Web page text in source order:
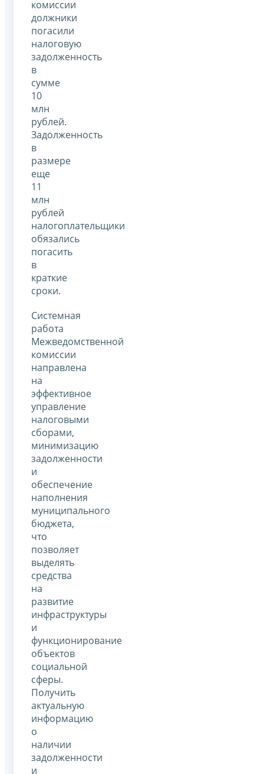
комиссии
должники
погасили
налоговую
задолженность
в
сумме
10
млн
рублей.
Задолженность
в
размере
еще
11
млн
рублей
налогоплательщики
обязались
погасить
в
краткие
сроки.
Системная
работа
Межведомственной
комиссии
направлена
на
эффективное
управление
налоговыми
сборами,
минимизацию
задолженности
и
обеспечение
наполнения
муниципального
бюджета,
что
позволяет
выделять
средства
на
развитие
инфраструктуры
и
функционирование
объектов
социальной
сферы.
Получить
актуальную
информацию
о
наличии
задолженности
и